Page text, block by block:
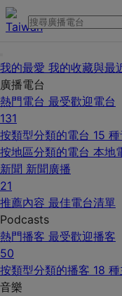
我的最愛 我的收藏與最
廣播電台
熱門電台 最受歡迎電台
131
按類型分類的電台 15
按地區分類的電台 本地
新聞 新聞廣播
21
推薦內容 最佳電台清單
Podcasts
熱門播客 最受歡迎播客
50
按類型分類的播客 18
音樂